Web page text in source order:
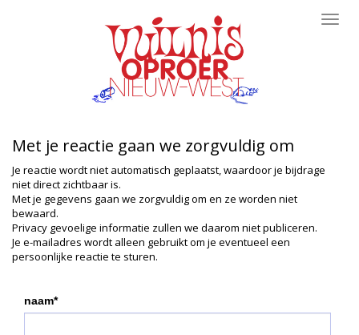
Met je reactie gaan we zorgvuldig om
Je reactie wordt niet automatisch geplaatst, waardoor je bijdrage
niet direct zichtbaar is.
Met je gegevens gaan we zorgvuldig om en ze worden niet
bewaard.
Privacy gevoelige informatie zullen we daarom niet publiceren.
Je e-mailadres wordt alleen gebruikt om je eventueel een
persoonlijke reactie te sturen.
naam*